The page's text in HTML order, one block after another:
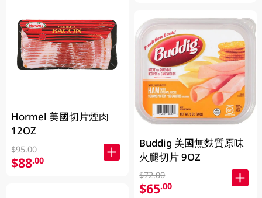
Hormel 美國切片煙肉
12OZ
$95.00
$88.00
Buddig 美國無麩質原味
火腿切片 9OZ
$72.00
$65.00